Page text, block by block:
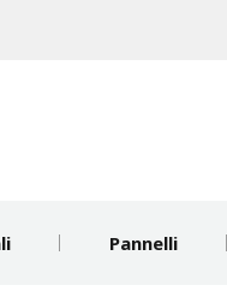
Pannelli